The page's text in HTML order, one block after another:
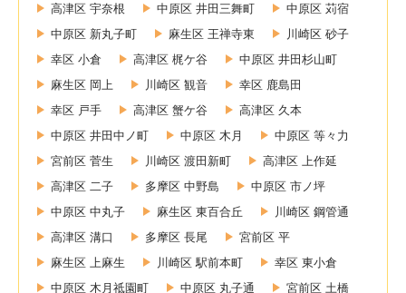
高津区 宇奈根
中原区 井田三舞町
中原区 苅宿
中原区 新丸子町
麻生区 王禅寺東
川崎区 砂子
幸区 小倉
高津区 梶ケ谷
中原区 井田杉山町
麻生区 岡上
川崎区 観音
幸区 鹿島田
幸区 戸手
高津区 蟹ケ谷
高津区 久本
中原区 井田中ノ町
中原区 木月
中原区 等々力
宮前区 菅生
川崎区 渡田新町
高津区 上作延
高津区 二子
多摩区 中野島
中原区 市ノ坪
中原区 中丸子
麻生区 東百合丘
川崎区 鋼管通
高津区 溝口
多摩区 長尾
宮前区 平
麻生区 上麻生
川崎区 駅前本町
幸区 東小倉
中原区 木月祗園町
中原区 丸子通
宮前区 土橋